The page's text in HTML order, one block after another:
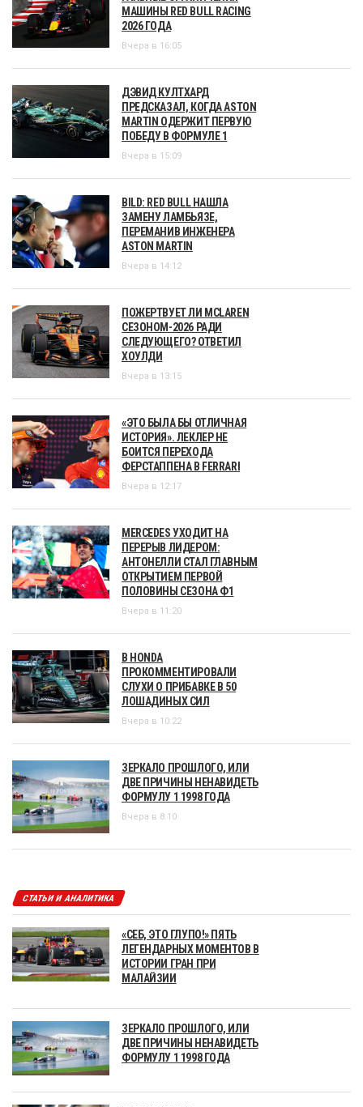
МАШИНЫ RED BULL RACING
2026 ГОДА
Вчера в 16:05
ДЭВИД КУЛТХАРД
ПРЕДСКАЗАЛ, КОГДА ASTON
MARTIN ОДЕРЖИТ ПЕРВУЮ
ПОБЕДУ В ФОРМУЛЕ 1
Вчера в 15:09
BILD: RED BULL НАШЛА
ЗАМЕНУ ЛАМБЬЯЗЕ,
ПЕРЕМАНИВ ИНЖЕНЕРА
ASTON MARTIN
Вчера в 14:12
ПОЖЕРТВУЕТ ЛИ MCLAREN
СЕЗОНОМ-2026 РАДИ
СЛЕДУЮЩЕГО? ОТВЕТИЛ
ХОУЛДИ
Вчера в 13:15
«ЭТО БЫЛА БЫ ОТЛИЧНАЯ
ИСТОРИЯ». ЛЕКЛЕР НЕ
БОИТСЯ ПЕРЕХОДА
ФЕРСТАППЕНА В FERRARI
Вчера в 12:17
MERCEDES УХОДИТ НА
ПЕРЕРЫВ ЛИДЕРОМ:
АНТОНЕЛЛИ СТАЛ ГЛАВНЫМ
ОТКРЫТИЕМ ПЕРВОЙ
ПОЛОВИНЫ СЕЗОНА Ф1
Вчера в 11:20
В HONDA
ПРОКОММЕНТИРОВАЛИ
СЛУХИ О ПРИБАВКЕ В 50
ЛОШАДИНЫХ СИЛ
Вчера в 10:22
ЗЕРКАЛО ПРОШЛОГО, ИЛИ
ДВЕ ПРИЧИНЫ НЕНАВИДЕТЬ
ФОРМУЛУ 1 1998 ГОДА
Вчера в 8:10
СТАТЬИ И АНАЛИТИКА
«СЕБ, ЭТО ГЛУПО!» ПЯТЬ
ЛЕГЕНДАРНЫХ МОМЕНТОВ В
ИСТОРИИ ГРАН ПРИ
МАЛАЙЗИИ
ЗЕРКАЛО ПРОШЛОГО, ИЛИ
ДВЕ ПРИЧИНЫ НЕНАВИДЕТЬ
ФОРМУЛУ 1 1998 ГОДА